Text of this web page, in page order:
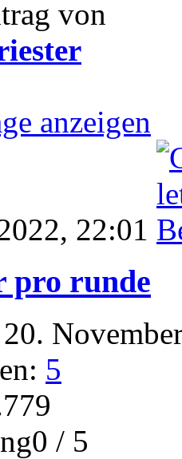
von
anzeigen
22:01
pro runde
5
/ 5